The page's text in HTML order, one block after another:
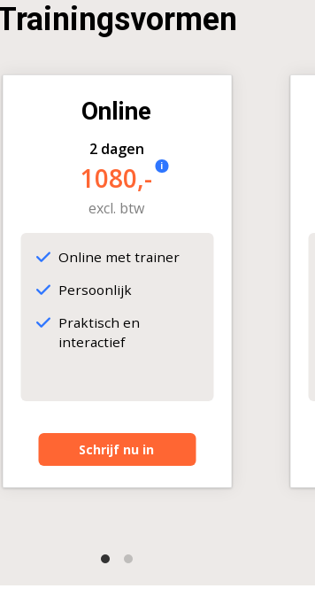
Online
2 dagen
1080,- i
excl. btw
Online met trainer
Persoonlijk
Praktisch en
interactief
Schrijf nu in